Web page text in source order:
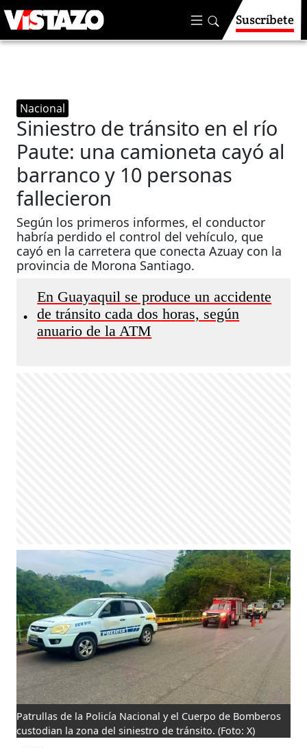
Suscríbete
Nacional
Siniestro de tránsito en el río
Paute: una camioneta cayó al
barranco y 10 personas
fallecieron
Según los primeros informes, el conductor
habría perdido el control del vehículo, que
cayó en la carretera que conecta Azuay con la
provincia de Morona Santiago.
•
En Guayaquil se produce un accidente
de tránsito cada dos horas, según
anuario de la ATM
Patrullas de la Policía Nacional y el Cuerpo de Bomberos
custodian la zona del siniestro de tránsito. (Foto: X)